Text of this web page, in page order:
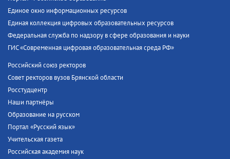
Единое окно информационных ресурсов
Единая коллекция цифровых образовательных ресурсов
Федеральная служба по надзору в сфере образования и науки
ГИС «Современная цифровая образовательная среда РФ»
Российский союз ректоров
Совет ректоров вузов Брянской области
Росстудцентр
Наши партнёры
Образование на русском
Портал «Русский язык»
Учительская газета
Российская академия наук